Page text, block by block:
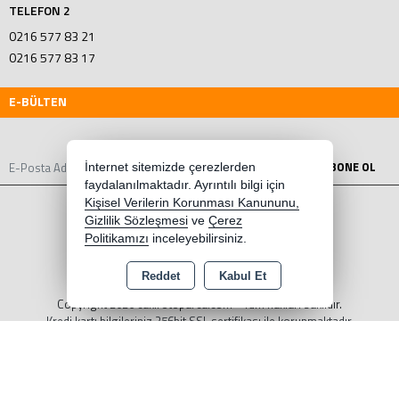
TELEFON 2
0216 577 83 21
0216 577 83 17
E-BÜLTEN
ABONE OL
Copyright 2026 cakirotoparca.com - Tüm hakları saklıdır.
Kredi kartı bilgileriniz 256bit SSL sertifikası ile korunmaktadır.
İnternet sitemizde çerezlerden
faydalanılmaktadır. Ayrıntılı bilgi için
Kişisel Verilerin Korunması Kanununu,
Gizlilik Sözleşmesi ve Çerez
Politikamızı inceleyebilirsiniz.
Reddet Kabul Et